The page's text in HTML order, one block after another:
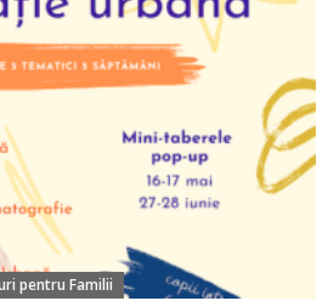
pentru Familii